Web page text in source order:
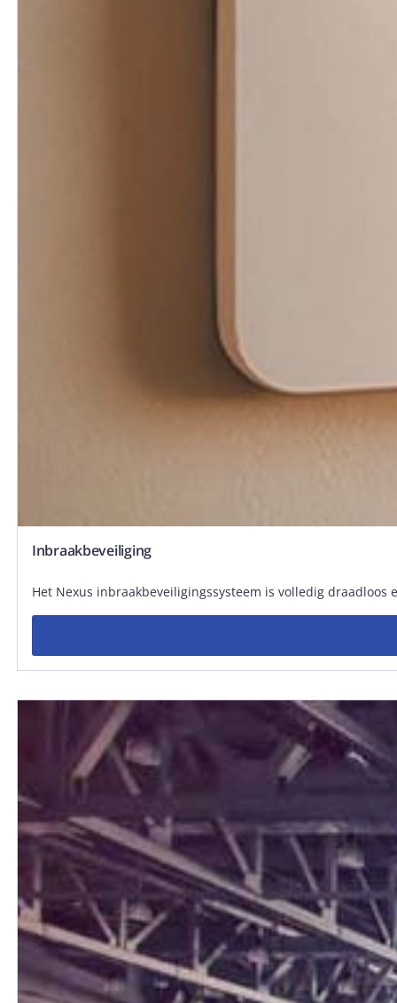
Inbraakbeveiliging
Het Nexus inbraakbeveiligingssysteem is volledig